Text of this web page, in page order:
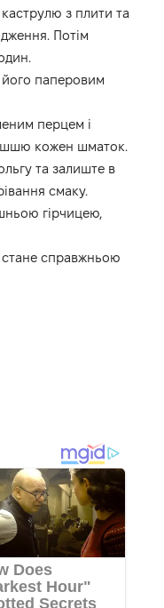
з плити та
Потім
його паперовим
перцем і
кожен шматок.
та залиште в
смаку.
гірчицею,
справжньою